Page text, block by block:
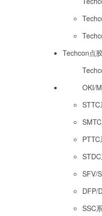
Techcon点
OKI/
SFV/
DFP/
SSC